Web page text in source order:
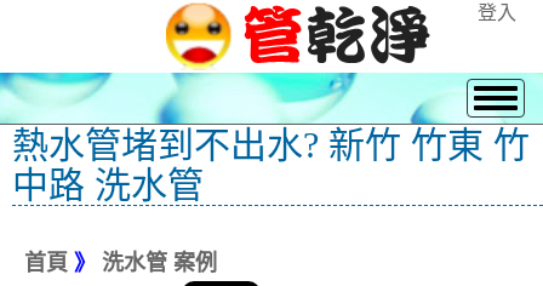
登入
熱水管堵到不出水? 新竹 竹東 竹
中路 洗水管
首頁 》 洗水管 案例